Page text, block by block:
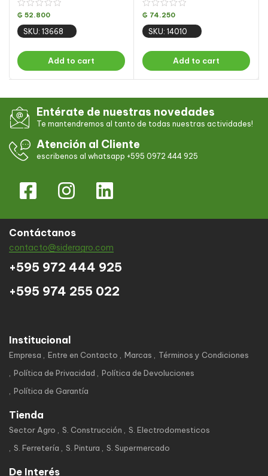
₲ 52.800
SKU: 13668
Add to cart
₲ 74.250
SKU: 14010
Add to cart
Entérate de nuestras novedades
Te mantendremos al tanto de todas nuestras actividades!
Atención al Cliente
escribenos al whatsapp +595 0972 444 925
Contáctanos
contacto@sideragro.com
+595 972 444 925
+595 974 255 022
Institucional
Empresa Entre en Contacto Marcas
Términos y Condiciones
Política de Privacidad
Política de Devoluciones
Política de Garantía
Tienda
Sector Agro S. Construcción
S. Electrodomesticos
S. Ferretería
S. Pintura S. Supermercado
De Interés